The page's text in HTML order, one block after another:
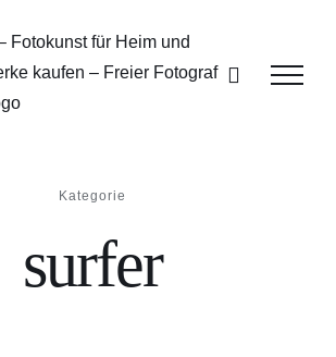
Kategorie
surfer